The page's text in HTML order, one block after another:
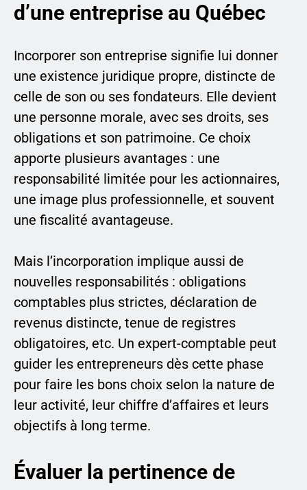
d’une entreprise au Québec
Incorporer son entreprise signifie lui donner
une existence juridique propre, distincte de
celle de son ou ses fondateurs. Elle devient
une personne morale, avec ses droits, ses
obligations et son patrimoine. Ce choix
apporte plusieurs avantages : une
responsabilité limitée pour les actionnaires,
une image plus professionnelle, et souvent
une fiscalité avantageuse.
Mais l’incorporation implique aussi de
nouvelles responsabilités : obligations
comptables plus strictes, déclaration de
revenus distincte, tenue de registres
obligatoires, etc. Un expert-comptable peut
guider les entrepreneurs dès cette phase
pour faire les bons choix selon la nature de
leur activité, leur chiffre d’affaires et leurs
objectifs à long terme.
Évaluer la pertinence de